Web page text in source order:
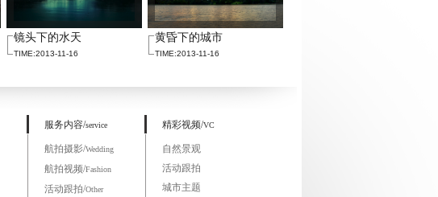
镜头下的水天
TIME:2013-11-16
黄昏下的城市
TIME:2013-11-16
服务内容/service
航拍摄影/Wedding
航拍视频/Fashion
活动跟拍/Other
精彩视频/VC
自然景观
活动跟拍
城市主题